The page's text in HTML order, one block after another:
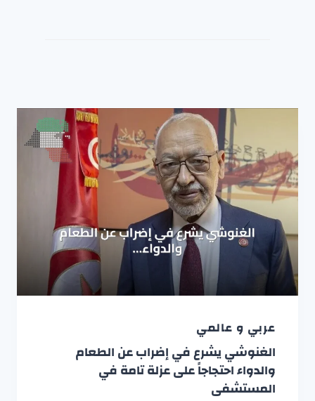
عربي و عالمي
الغنوشي يشرع في إضراب عن الطعام
والدواء احتجاجاً على عزلة تامة في
المستشفى